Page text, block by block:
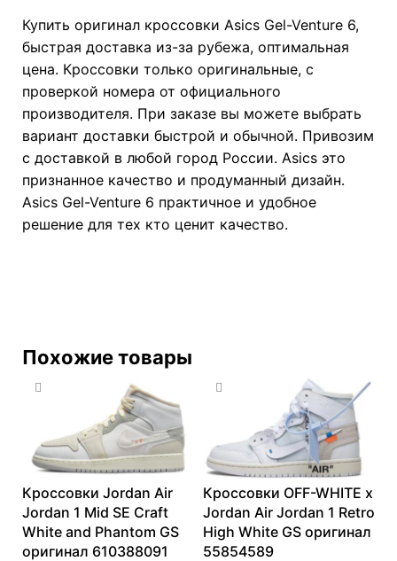
Купить оригинал кроссовки Asics Gel-Venture 6,
быстрая доставка из-за рубежа, оптимальная
цена. Кроссовки только оригинальные, с
проверкой номера от официального
производителя. При заказе вы можете выбрать
вариант доставки быстрой и обычной. Привозим
с доставкой в любой город России. Asics это
признанное качество и продуманный дизайн.
Asics Gel-Venture 6 практичное и удобное
решение для тех кто ценит качество.
Похожие товары
Кроссовки Jordan Air
Jordan 1 Mid SE Craft
White and Phantom GS
оригинал 610388091
Кроссовки OFF-WHITE x
Jordan Air Jordan 1 Retro
High White GS оригинал
55854589